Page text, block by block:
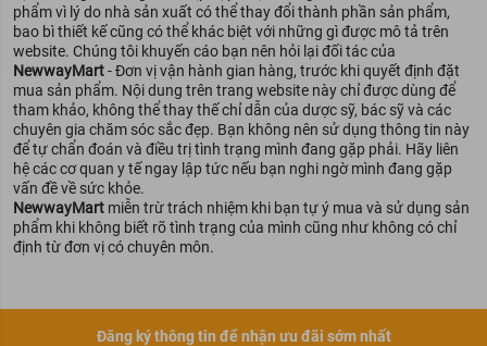
phẩm vì lý do nhà sản xuất có thể thay đổi thành phần sản phẩm,
bao bì thiết kế cũng có thể khác biệt với những gì được mô tả trên
website. Chúng tôi khuyến cáo bạn nên hỏi lại đối tác của
NewwayMart- Đơn vị vận hành gian hàng, trước khi quyết định đặt
mua sản phẩm. Nội dung trên trang website này chỉ được dùng để
tham khảo, không thể thay thế chỉ dẫn của dược sỹ, bác sỹ và các
chuyên gia chăm sóc sắc đẹp. Bạn không nên sử dụng thông tin này
để tự chẩn đoán và điều trị tình trạng mình đang gặp phải. Hãy liên
hệ các cơ quan y tế ngay lập tức nếu bạn nghi ngờ mình đang gặp
vấn đề về sức khỏe.
NewwayMart miễn trừ trách nhiệm khi bạn tự ý mua và sử dụng sản
phẩm khi không biết rõ tình trạng của mình cũng như không có chỉ
định từ đơn vị có chuyên môn.
Đăng ký thông tin để nhận ưu đãi sớm nhất